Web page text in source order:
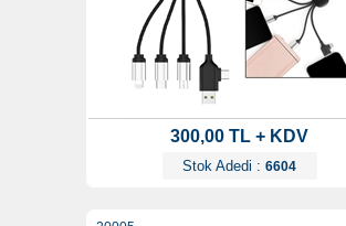
300,00 TL + KDV
Stok Adedi : 6604